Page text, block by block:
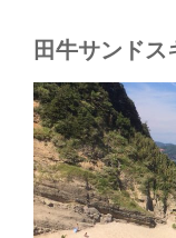
田牛サンドス